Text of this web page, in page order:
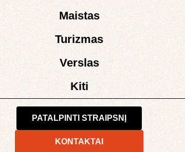
Maistas
Turizmas
Verslas
Kiti
PATALPINTI STRAIPSNĮ
KONTAKTAI